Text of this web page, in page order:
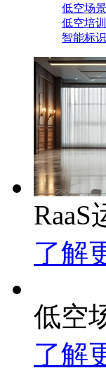
低空场
低空培
智能标
了解
低空
了解